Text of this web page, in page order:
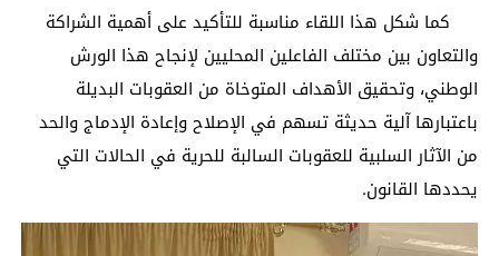
كما شكل هذا اللقاء مناسبة للتأكيد على أهمية الشراكة
والتعاون بين مختلف الفاعلين المحليين لإنجاح هذا الورش
الوطني، وتحقيق الأهداف المتوخاة من العقوبات البديلة
باعتبارها آلية حديثة تسهم في الإصلاح وإعادة الإدماج والحد
من الآثار السلبية للعقوبات السالبة للحرية في الحالات التي
يحددها القانون.